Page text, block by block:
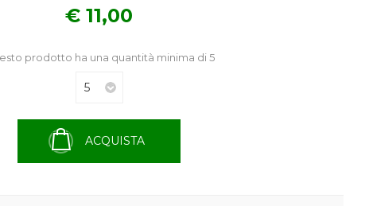
€ 11,00
prodotto ha una quantità minima di 5
ACQUISTA